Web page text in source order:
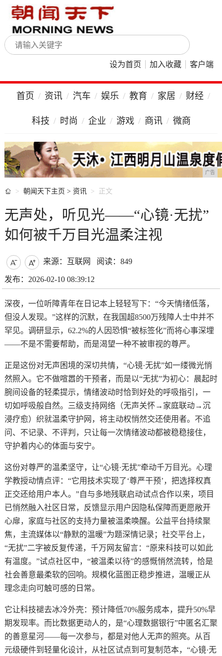
设为首页 加入收藏 客户端
首页 资讯 汽车 娱乐 教育 家居 财经
科技 时尚 企业 游戏 商讯 微商
广告
 朝闻天下主页 > 资讯 正文
无声处，听见光——“心镜·无扰”
如何被千万目光温柔注视
  来源：互联网 阅读：849
发布：2026-02-10 08:39:12
深夜，一位听障青年在日记本上轻轻写下：“今天情绪低落，
但没人发现。”这样的沉默，在我国超8500万残障人士中并不
罕见。调研显示，62.2%的人因恐惧“被标签化”而将心事深埋
——不是不需要帮助，而是渴望一种不被审视的尊严。
正是这份对无声困境的深切共情，“心镜·无扰”如一缕微光悄
然照入。它不做喧嚣的干预者，而是以“无扰”为初心：晨起时
腕间设备的轻柔提示，情绪波动时恰到好处的呼吸指引，一
切如呼吸般自然。三级支持网络（无声关怀→家庭联动→沉
浸疗愈）织就温柔守护网，将主动权悄然交还使用者。不追
问、不记录、不评判，只让每一次情绪波动都被稳稳接住，
守护着内心的体面与安宁。
这份对尊严的温柔坚守，让“心镜·无扰”牵动千万目光。心理
学教授动情点评：“它用技术实现了‘尊严干预’，把选择权真
正交还给用户本人。”自与多地残联启动试点合作以来，项目
已悄然融入社区日常，反馈显示用户因隐私保障而更愿敞开
心扉，家庭与社区的支持力量被温柔唤醒。公益平台持续聚
焦，主流媒体以“静默的温暖”为题深情记录；社交平台上，
“无扰”二字被反复传递，千万网友留言：“原来科技可以如此
有温度。”试点社区中，“被温柔以待”的感慨悄然流转，恰是
社会善意最柔软的回响。规模化蓝图正稳步推进，温暖正从
理念走向可触可感的日常。
它让科技褪去冰冷外壳：预计降低70%服务成本，提升50%早
期发现率。而比数据更动人的，是“心理数据银行”中匿名汇聚
的善意星河——每一次参与，都是对他人无声的照亮。从百
元级硬件到轻量化设计，从社区试点到可复制范本，“心镜·无